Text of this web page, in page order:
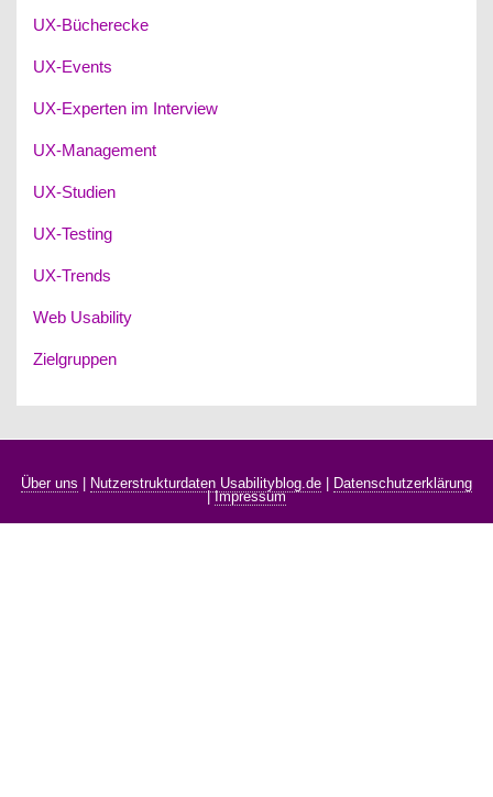
UX-Bücherecke
UX-Events
UX-Experten im Interview
UX-Management
UX-Studien
UX-Testing
UX-Trends
Web Usability
Zielgruppen
Über uns Nutzerstrukturdaten Usabilityblog.de
Datenschutzerklärung
|Impressum